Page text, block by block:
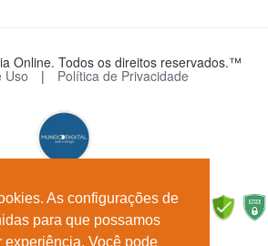
As configurações de
para que possamos
experiência. Você pode
Online. Todos os direitos reservados.™
Uso | Política de Privacidade